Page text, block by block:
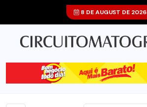
8 DE AUGUST DE 2026